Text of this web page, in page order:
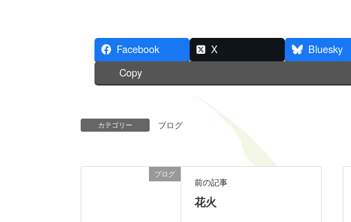
t
(
新
し
ン
ド
ウ
ク
し
て
く
だ
さ
し
ウ
Facebook X Bluesky
Copy
カテゴリー ブログ
ブログ
前の記事
花火